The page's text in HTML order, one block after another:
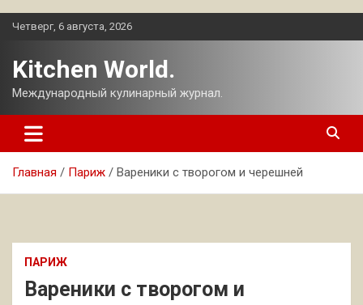
Перейти
Четверг, 6 августа, 2026
Kitchen World.
Международный кулинарный журнал.
Главная Париж Вареники с творогом и черешней
ПАРИЖ
Вареники с творогом и